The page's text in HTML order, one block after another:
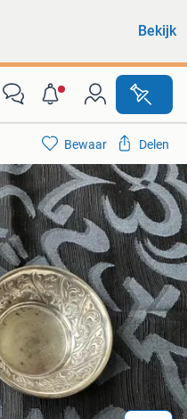
Bekijk
Bewaar Delen